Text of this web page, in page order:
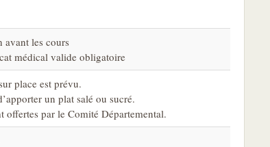
avant les cours
médical valide obligatoire
place est prévu.
un plat salé ou sucré.
offertes par le Comité Départemental.